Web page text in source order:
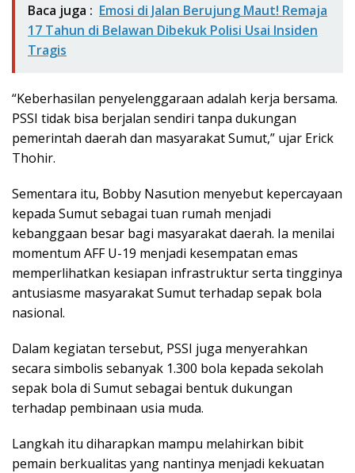
Baca juga : Emosi di Jalan Berujung Maut! Remaja
17 Tahun di Belawan Dibekuk Polisi Usai Insiden
Tragis
“Keberhasilan penyelenggaraan adalah kerja bersama.
PSSI tidak bisa berjalan sendiri tanpa dukungan
pemerintah daerah dan masyarakat Sumut,” ujar Erick
Thohir.
Sementara itu, Bobby Nasution menyebut kepercayaan
kepada Sumut sebagai tuan rumah menjadi
kebanggaan besar bagi masyarakat daerah. Ia menilai
momentum AFF U-19 menjadi kesempatan emas
memperlihatkan kesiapan infrastruktur serta tingginya
antusiasme masyarakat Sumut terhadap sepak bola
nasional.
Dalam kegiatan tersebut, PSSI juga menyerahkan
secara simbolis sebanyak 1.300 bola kepada sekolah
sepak bola di Sumut sebagai bentuk dukungan
terhadap pembinaan usia muda.
Langkah itu diharapkan mampu melahirkan bibit
pemain berkualitas yang nantinya menjadi kekuatan